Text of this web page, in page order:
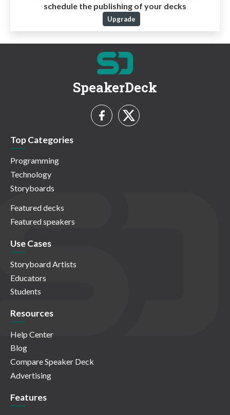
schedule the publishing of your decks
Upgrade
SpeakerDeck
Top Categories
Programming
Technology
Storyboards
Featured decks
Featured speakers
Use Cases
Storyboard Artists
Educators
Students
Resources
Help Center
Blog
Compare Speaker Deck
Advertising
Features